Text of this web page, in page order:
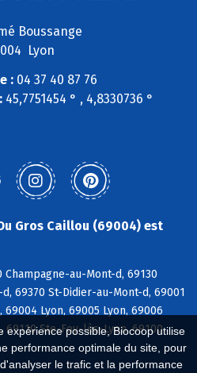
expérience possible, Biocoop utilise
performance optimale du site, pour
le trafic et la performance
Boussange
Lyon
:04 37 40 87 76
45,7751454 ° , 4,8330736 °
Gros Caillou (69004) est
au-Mont-d, 69130
69370 St-Didier-au-Mont-d, 69001
69004 Lyon, 69005 Lyon, 69006
69110 Ste-Foy-lès-Lyon, 69100